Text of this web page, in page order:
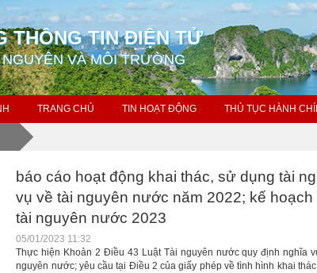
THÔNG TIN ĐIỆN TỬ
VÀ MÔI TRƯỜNG
TRANG CHỦ TIN HOẠT ĐỘNG THỦ TỤC HÀNH
báo cáo hoạt động khai thác, sử dụng tài
vụ về tài nguyên nước năm 2022; kế
tài nguyên nước 2023
05/01/2023 11:32
Thực hiện Khoản 2 Điều 43 Luật Tài nguyên nước quy định nghĩa
nguyên nước; yêu cầu tại Điều 2 của giấy phép về tình hình khai